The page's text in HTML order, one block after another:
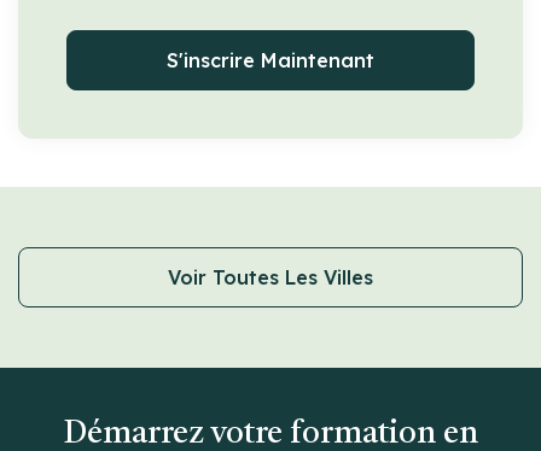
S'inscrire Maintenant
Voir Toutes Les Villes
Démarrez votre formation en